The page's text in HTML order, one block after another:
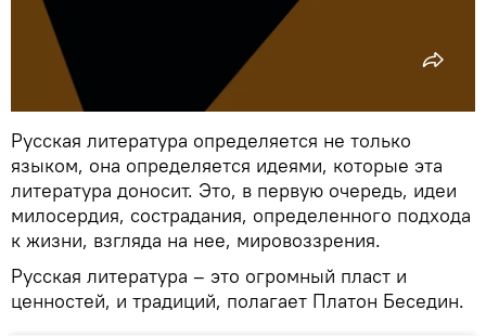
Русская литература определяется не только
языком, она определяется идеями, которые эта
литература доносит. Это, в первую очередь, идеи
милосердия, сострадания, определенного подхода
к жизни, взгляда на нее, мировоззрения.
Русская литература – это огромный пласт и
ценностей, и традиций, полагает Платон Беседин.